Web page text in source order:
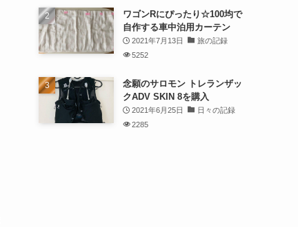
ワゴンRにぴったり☆100均で
自作する車中泊用カーテン
2021年7月13日
旅の記録
5252
念願のサロモン トレランザッ
クADV SKIN 8を購入
2021年6月25日
日々の記録
2285